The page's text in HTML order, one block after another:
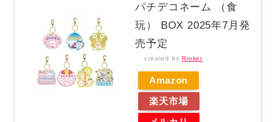
パチデコネーム （食
玩） BOX 2025年7月発
売予定
created by Rinker
Amazon
楽天市場